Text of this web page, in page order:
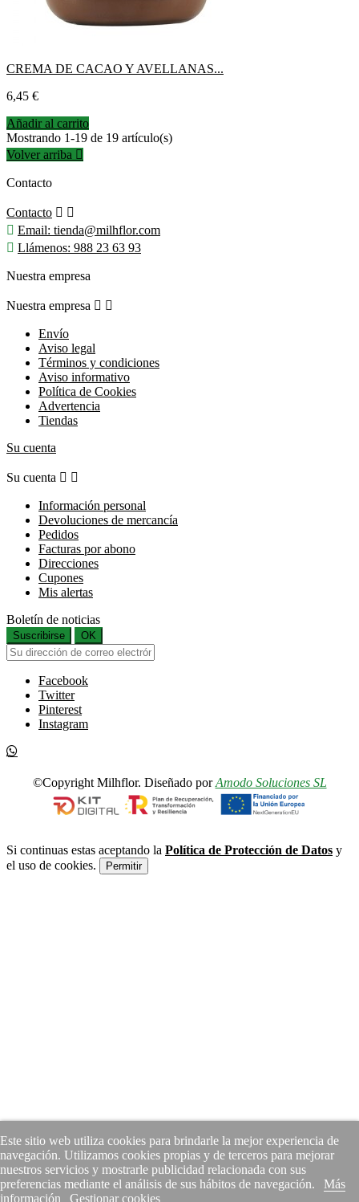
Este sitio web utiliza cookies para brindarle la mejor experiencia de
navegación. Utilizamos cookies propias y de terceros para mejorar
nuestros servicios y mostrarle publicidad relacionada con sus
preferencias mediante el análisis de sus hábitos de navegación.
Más
información
Gestionar cookies
CREMA DE CACAO Y AVELLANAS...
Precio
6,45 €
Añadir al carrito
Mostrando 1-19 de 19 artículo(s)
Volver arriba 
Contacto
Contacto  
 Email: tienda@milhflor.com
 Llámenos: 988 23 63 93
Nuestra empresa
Nuestra empresa  
Envío
Aviso legal
Términos y condiciones
Aviso informativo
Política de Cookies
Advertencia
Tiendas
Su cuenta
Su cuenta  
Información personal
Devoluciones de mercancía
Pedidos
Facturas por abono
Direcciones
Cupones
Mis alertas
Boletín de noticias
Suscribirse OK
Facebook
Twitter
Pinterest
Instagram
©Copyright Milhflor. Diseñado porAmodo Soluciones SL
Si continuas estas aceptando la Política de Protección de Datos y
el uso de cookies.
Permitir